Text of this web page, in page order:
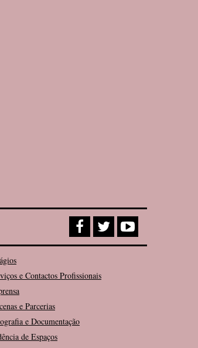
e Contactos Profissionais
e Parcerias
e Documentação
de Espaços